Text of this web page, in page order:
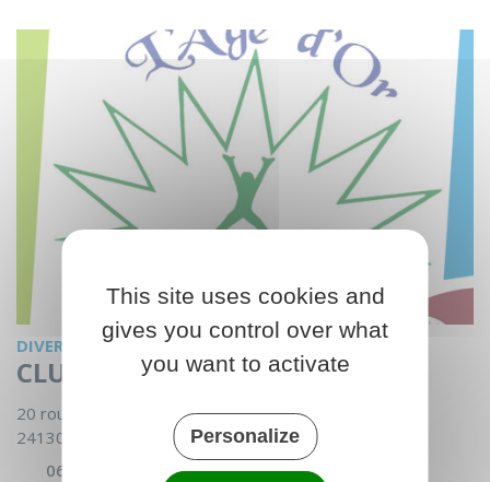
DIVERS
CLUB DE L'ÂGE D'OR
20 route du stade
24130 Prigonrieux - France
06 58 42 16 60
This site uses cookies and
gives you control over what
you want to activate
Personalize